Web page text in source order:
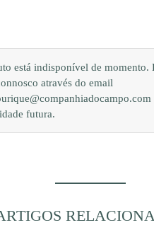
está indisponível de momento.
através do email
futura.